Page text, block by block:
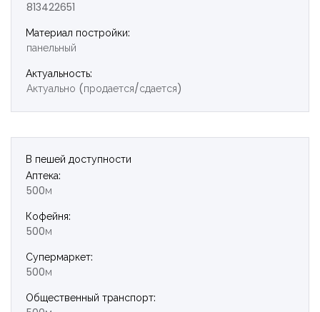
813422651
Материал постройки:
панельный
Актуальность:
Актуально (продается/сдается)
В пешей доступности
Аптека:
500м
Кофейня:
500м
Супермаркет:
500м
Общественный транспорт: